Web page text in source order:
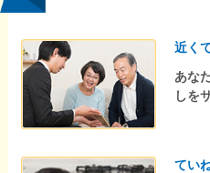
近く
あな
しを
てい